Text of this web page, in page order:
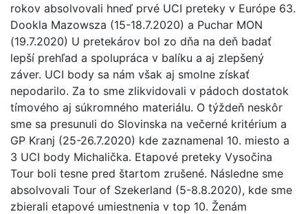
rokov absolvovali hneď prvé UCI preteky v Európe 63.
Dookla Mazowsza (15-18.7.2020) a Puchar MON
(19.7.2020) U pretekárov bol zo dňa na deň badať
lepší prehľad a spolupráca v balíku a aj zlepšený
záver. UCI body sa nám však aj smolne získať
nepodarilo. Za to sme zlikvidovali v pádoch dostatok
tímového aj súkromného materiálu. O týždeň neskôr
sme sa presunuli do Slovinska na večerné kritérium a
GP Kranj (25-26.7.2020) kde zaznamenal 10. miesto a
3 UCI body Michalička. Etapové preteky Vysočina
Tour boli tesne pred štartom zrušené. Následne sme
absolvovali Tour of Szekerland (5-8.8.2020), kde sme
zbierali etapové umiestnenia v top 10. Ženám